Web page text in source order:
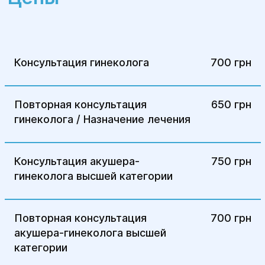
необходимости определяется наличие
болезненных участков при пальпации
матки или ее стенок.
Диагностические процедуры:
Ультразвуковое исследование (УЗИ):
Применяется для выявления
возможных изменений в матке, таких
как утолщение стенок или изменения в
структуре тканей.
Магнитно-резонансная томография
(МРТ): Даёт более точную картину
Консультация гинеколога 700 грн
Повторная консультация
гинеколога / Назначение лечения
650 грн
Консультация акушера-
гинеколога высшей категории
750 грн
Повторная консультация
акушера-гинеколога высшей
категории
700 грн